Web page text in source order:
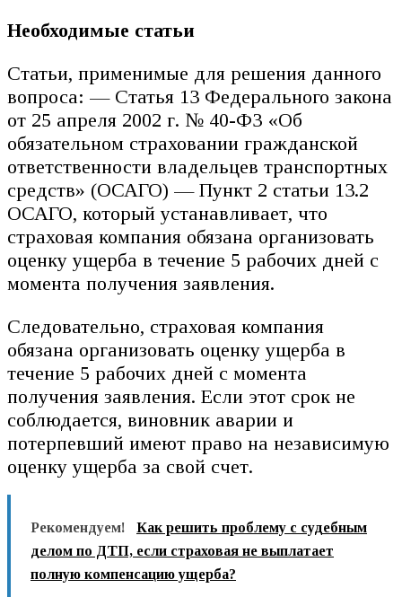
Необходимые статьи
Статьи, применимые для решения данного
вопроса: — Статья 13 Федерального закона
от 25 апреля 2002 г. № 40-ФЗ «Об
обязательном страховании гражданской
ответственности владельцев транспортных
средств» (ОСАГО) — Пункт 2 статьи 13.2
ОСАГО, который устанавливает, что
страховая компания обязана организовать
оценку ущерба в течение 5 рабочих дней с
момента получения заявления.
Следовательно, страховая компания
обязана организовать оценку ущерба в
течение 5 рабочих дней с момента
получения заявления. Если этот срок не
соблюдается, виновник аварии и
потерпевший имеют право на независимую
оценку ущерба за свой счет.
Рекомендуем!
Как решить проблему с судебным
делом по ДТП, если страховая не выплатает
полную компенсацию ущерба?